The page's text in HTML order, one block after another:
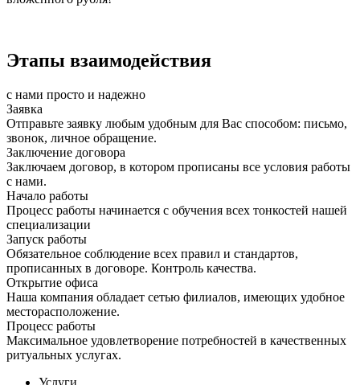
Этапы взаимодействия
с нами просто и надежно
Заявка
Отправьте заявку любым удобным для Вас способом: письмо,
звонок, личное обращение.
Заключение договора
Заключаем договор, в котором прописаны все условия работы
с нами.
Начало работы
Процесс работы начинается с обучения всех тонкостей нашей
специализации
Запуск работы
Обязательное соблюдение всех правил и стандартов,
прописанных в договоре. Контроль качества.
Открытие офиса
Наша компания обладает сетью филиалов, имеющих удобное
месторасположение.
Процесс работы
Максимальное удовлетворение потребностей в качественных
ритуальных услугах.
Услуги